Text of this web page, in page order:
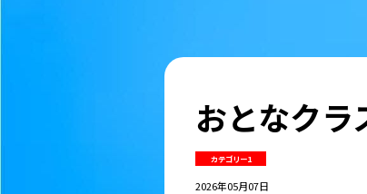
おとなクラ
カテゴリー1
2026年05月07日